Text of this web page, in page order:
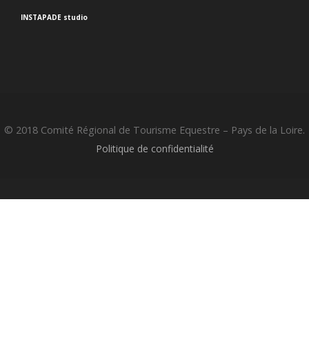
INSTAPADE studio
© 2018 Comité Régional de Tourisme Equestre – Pays de la Loire.
Politique de confidentialité